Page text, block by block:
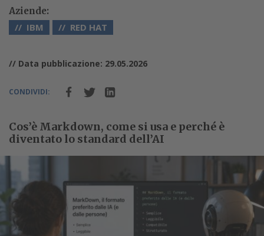
Aziende:
IBM RED HAT
// Data pubblicazione: 29.05.2026
CONDIVIDI:
Cos’è Markdown, come si usa e perché è
diventato lo standard dell’AI